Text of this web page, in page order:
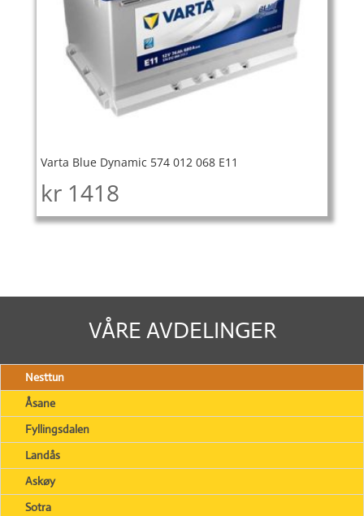
Varta Blue Dynamic 574 012 068 E11
kr 1418
VÅRE AVDELINGER
Nesttun
Åsane
Fyllingsdalen
Landås
Askøy
Sotra